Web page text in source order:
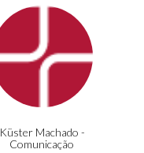
Küster Machado -
Comunicação